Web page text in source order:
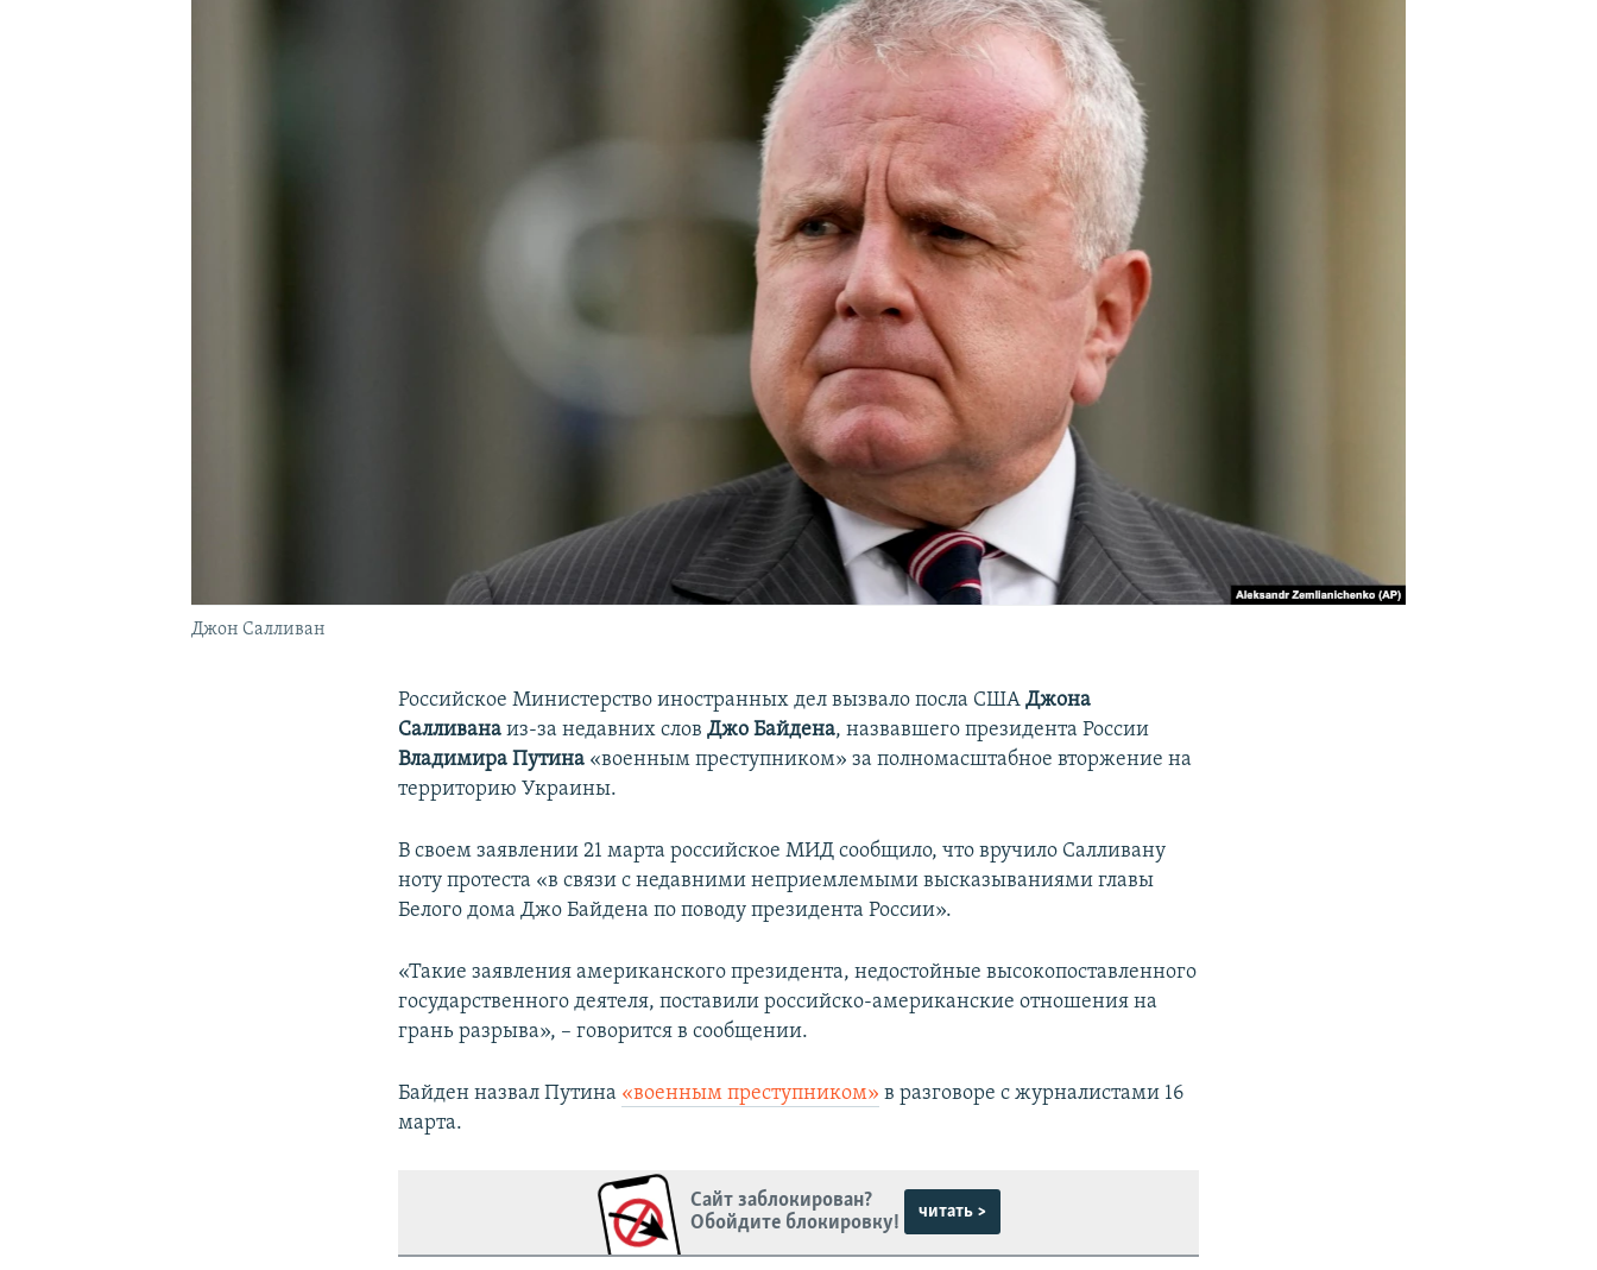
Джон Салливан
Российское Министерство иностранных дел вызвало посла СШАДжона
Салливана из-за недавних словДжо Байдена, назвавшего президента России
Владимира Путина «военным преступником» за полномасштабное вторжение на
территорию Украины.
В своем заявлении 21 марта российское МИД сообщило, что вручило Салливану
ноту протеста «в связи с недавними неприемлемыми высказываниями главы
Белого дома Джо Байдена по поводу президента России».
«Такие заявления американского президента, недостойные высокопоставленного
государственного деятеля, поставили российско-американские отношения на
грань разрыва», – говорится в сообщении.
Байден назвал Путина «военным преступником» в разговоре с журналистами 16
марта.
Сайт заблокирован?
Обойдите блокировку!
читать >